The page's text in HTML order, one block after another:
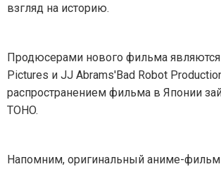
взгляд на историю.
Продюсерами нового фильма являются
Pictures и JJ Abrams'Bad Robot
распространением фильма в Японии
TOHO.
Напомним, оригинальный аниме-